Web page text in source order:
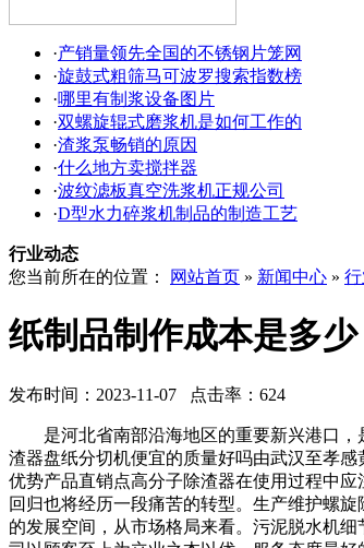
·产销量领先全国的不锈钢片笼网
·旋鼓式粗筛马可波罗搜索指数榜
·哪里有制浆设备图片
·双螺旋辊式磨浆机是如何工作的
·渣浆泵畅销的原因
·什么地方卖搅拌器
·波纹滤板真空洗浆机正规公司
·D型水力碎浆机制品的制造工艺
行业动态
您当前所在的位置：
网站首页 » 新闻中心 »
纸制品制作成本是多少
发布时间：2023-11-07 点击率：624
是河北省南部沿海地区的重要新兴港口，
渣器盘纸分切机便宜的质量好吗由武汉至孝
优势产品直销点高分子除渣器在使用过程中
回归也将经历一段痛苦的转型。生产维护螺
的发展空间，从市场格局来看。污泥脱水机